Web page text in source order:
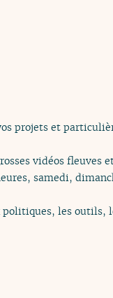
projets et
vidéos fleuves
samedi,
politiques, les outils,